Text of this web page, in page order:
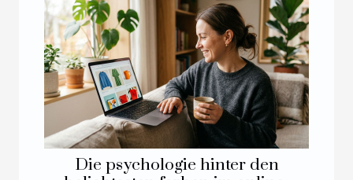
Die psychologie hinter den